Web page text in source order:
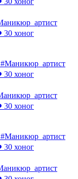
30 хоног
30 хоног